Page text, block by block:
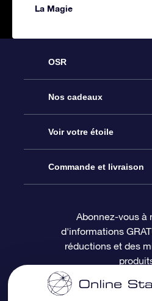
La Magie
OSR
Service
À propos de l’OSR
Nous contacter
Questions fréquemment
Revues
Nos cadeaux
Cadeau d’étoile en ligne
Coffret cadeau OSR
Carte cadeau OSR
Voir votre étoile
Registre des étoiles
Page d’accueil
Commande et livraison
Informations de paiement
Informations d’expédition
Abonnez-vous à
d'informations
réductions et des